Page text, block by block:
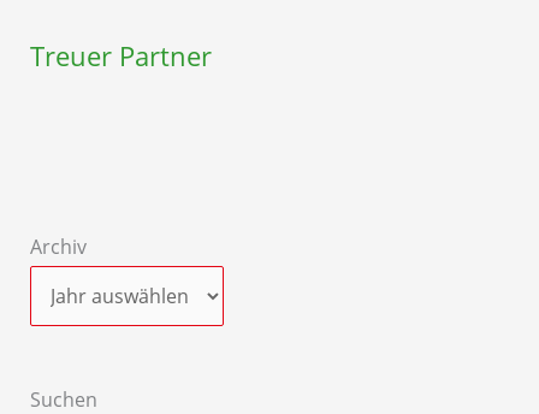
Treuer Partner
Archiv
Suchen